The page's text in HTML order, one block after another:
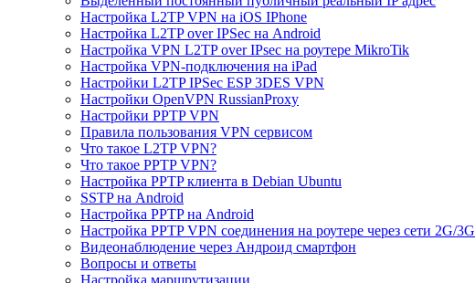
Настройка L2TP VPN на iOS IPhone
Настройка L2TP over IPSec на Android
Настройка VPN L2TP over IPsec на роутере MikroTik
Настройка VPN-подключения на iPad
Настройки L2TP IPSec ESP 3DES VPN
Настройки OpenVPN RussianProxy
Настройки PPTP VPN
Правила пользования VPN сервисом
Что такое L2TP VPN?
Что такое PPTP VPN?
Настройка PPTP клиента в Debian Ubuntu
SSTP на Android
Настройка PPTP на Android
Настройка PPTP VPN соединения на роутере через сети 2G/3G
Видеонаблюдение через Андроид смартфон
Вопросы и ответы
Настройка маршрутизации